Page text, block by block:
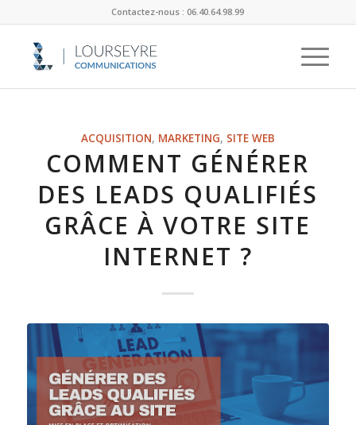
Contactez-nous : 06.40.64.98.99
ACQUISITION, MARKETING, SITE WEB
COMMENT GÉNÉRER
DES LEADS QUALIFIÉS
GRÂCE À VOTRE SITE
INTERNET ?